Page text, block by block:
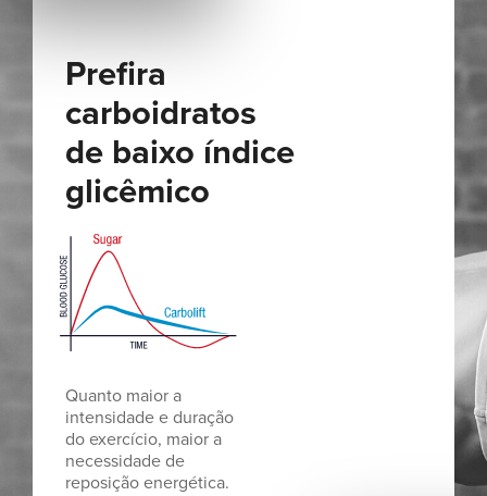
Prefira
carboidratos
de baixo índice
glicêmico
Quanto maior a
intensidade e duração
do exercício, maior a
necessidade de
reposição energética.